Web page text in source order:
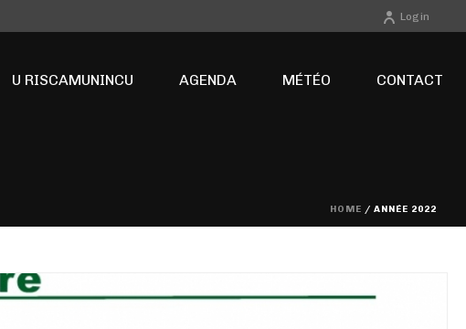
Login
U RISCAMUNINCU AGENDA MÉTÉO CONTACT
HOME / ANNÉE 2022